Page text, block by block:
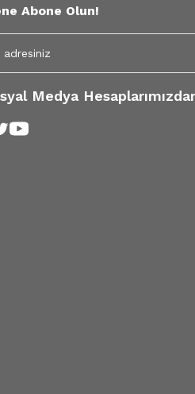
Abone Olun!
Medya